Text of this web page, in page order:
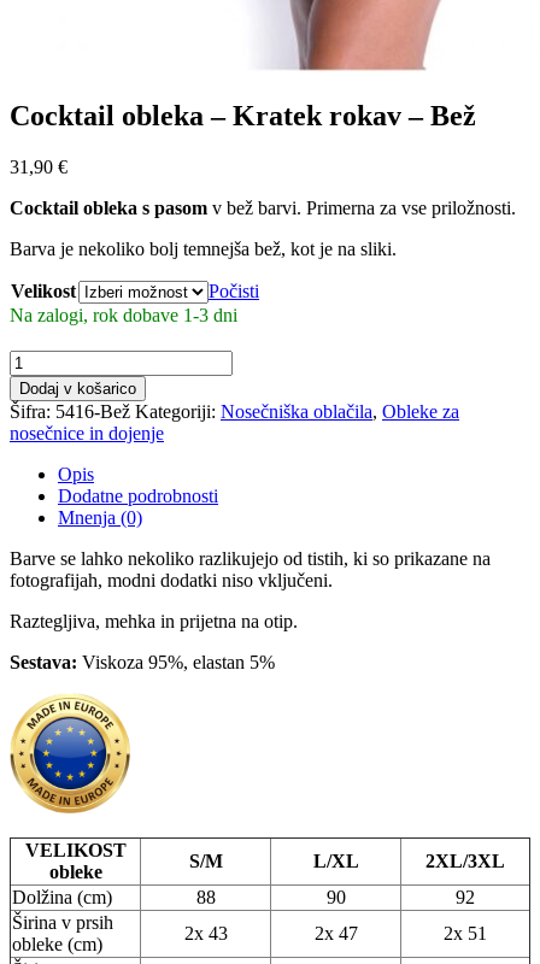
Cocktail obleka – Kratek rokav – Bež
31,90 €
Cocktail obleka s pasom v bež barvi. Primerna za vse priložnosti.
Barva je nekoliko bolj temnejša bež, kot je na sliki.
Velikost
Počisti
Na zalogi, rok dobave 1-3 dni
Cocktail
obleka
-
Kratek
rokav
količina
Dodaj v košarico
Šifra: 5416-Bež Kategoriji: Nosečniška oblačila, Obleke za
nosečnice in dojenje
Opis
Dodatne podrobnosti
Mnenja (0)
Barve se lahko nekoliko razlikujejo od tistih, ki so prikazane na
fotografijah, modni dodatki niso vključeni.
Raztegljiva, mehka in prijetna na otip.
Sestava: Viskoza 95%, elastan 5%
VELIKOST
obleke
S/M L/XL
2XL/3XL
Dolžina (cm)
88 90
92
Širina v prsih
obleke (cm)
2x 43 2x 47
2x 51